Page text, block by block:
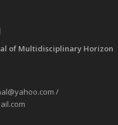
of Multidisciplinary Horizon
/